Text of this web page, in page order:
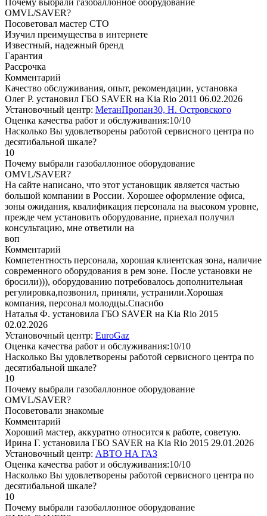
OMVL/SAVER?
Посоветовал мастер СТО
Изучил преимущества в интернете
Известный, надежный бренд
Гарантия
Рассрочка
Комментарий
Качество обслуживания, опыт, рекомендации, установка
Олег Р. установил ГБО SAVER на Kia Rio 2011 06.02.2026
Установочный центр: МетанПропан30, Н. Островского
Оценка качества работ и обслуживания:10/10
Насколько Вы удовлетворены работой сервисного центра по
десятибальной шкале?
10
Почему выбрали газобаллонное оборудование
OMVL/SAVER?
На сайте написано, что этот установщик является частью
большой компании в России. Хорошее оформление офиса,
зоны ожидания, квалификация персонала на высоком уровне,
прежде чем установить оборудование, приехал получил
консультацию, мне ответили на
воп
Комментарий
Компетентность персонала, хорошая клиентская зона, наличие
современного оборудования в рем зоне. После установки не
бросили))), оборудованию потребовалось дополнительная
регулировка,позвонил, приняли, устранили.Хорошая
компания, персонал молодцы.Спасибо
Наталья Ф. установила ГБО SAVER на Kia Rio 2015
02.02.2026
Установочный центр: EuroGaz
Оценка качества работ и обслуживания:10/10
Насколько Вы удовлетворены работой сервисного центра по
десятибальной шкале?
10
Почему выбрали газобаллонное оборудование
OMVL/SAVER?
Посоветовали знакомые
Комментарий
Хороший мастер, аккуратно относится к работе, советую.
Ирина Г. установила ГБО SAVER на Kia Rio 2015 29.01.2026
Установочный центр: АВТО НА ГАЗ
Оценка качества работ и обслуживания:10/10
Насколько Вы удовлетворены работой сервисного центра по
десятибальной шкале?
10
Почему выбрали газобаллонное оборудование